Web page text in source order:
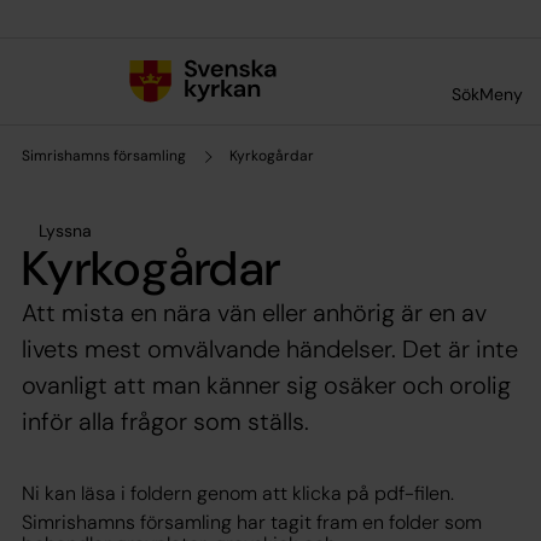
SökMeny
Simrishamns församling Kyrkogårdar
Lyssna
Kyrkogårdar
Att mista en nära vän eller anhörig är en av
livets mest omvälvande händelser. Det är inte
ovanligt att man känner sig osäker och orolig
inför alla frågor som ställs.
Ni kan läsa i foldern genom att klicka på pdf-filen.
Simrishamns församling har tagit fram en folder som